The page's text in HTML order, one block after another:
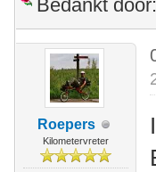
Bedankt door:
Roepers
Kilometervreter